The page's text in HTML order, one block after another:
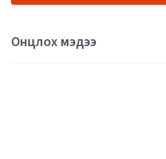
Онцлох мэдээ